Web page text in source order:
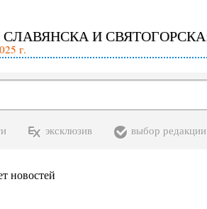
И
г.
эксклюзив выбор редакции
новостей